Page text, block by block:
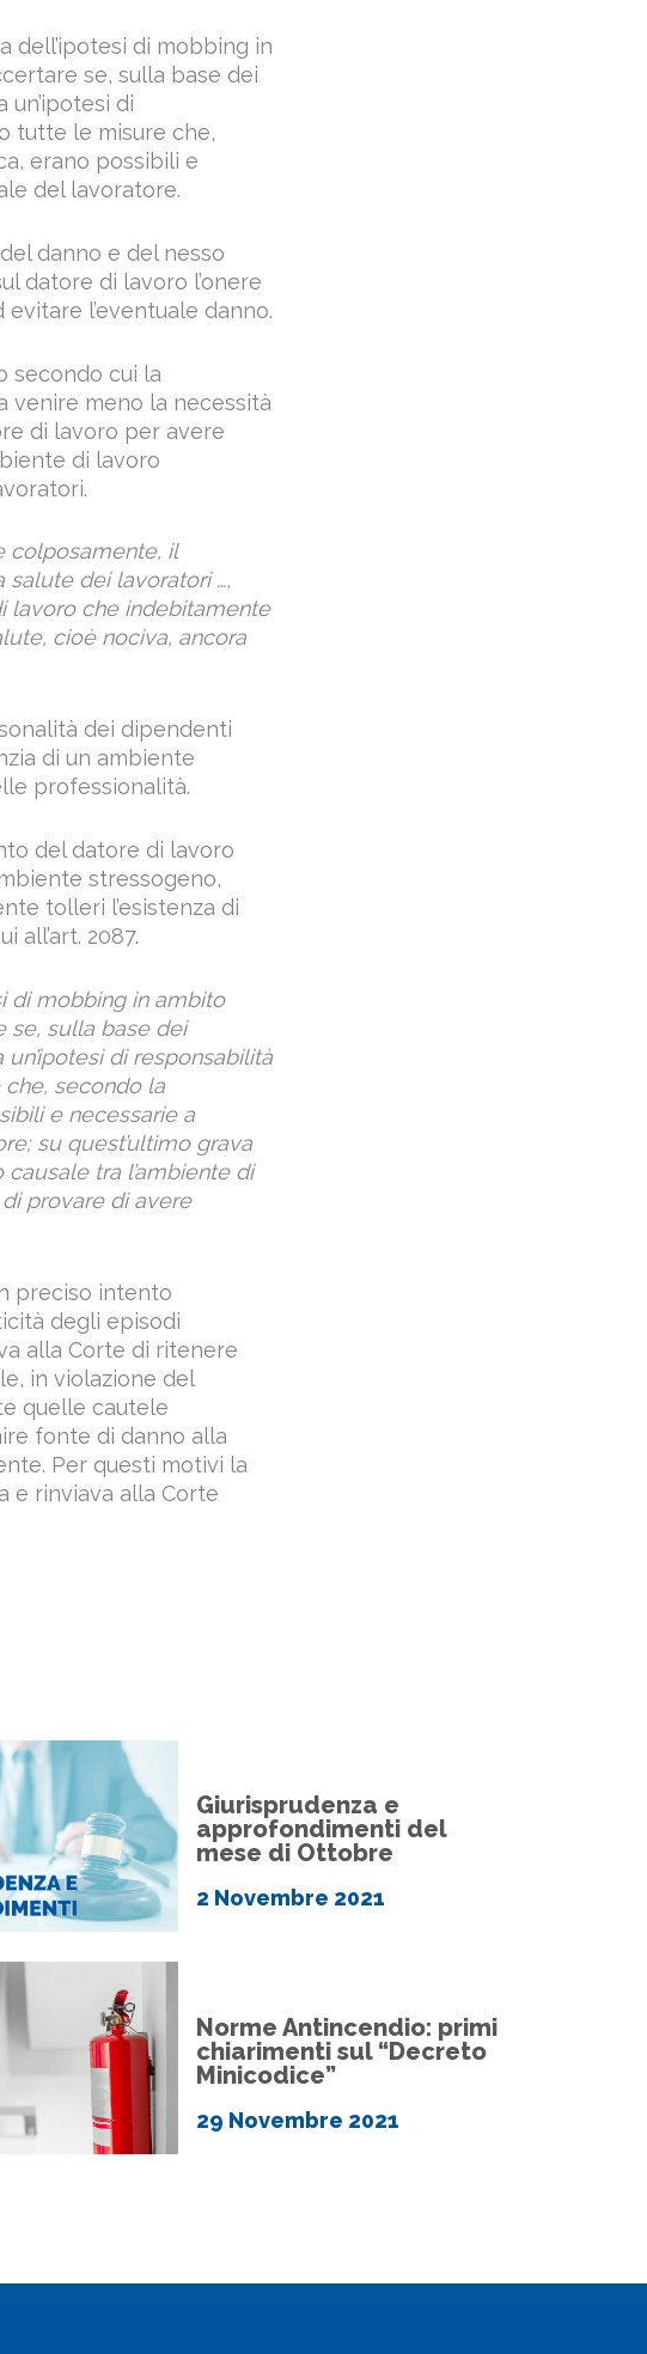
dell’ipotesi di mobbing in
se, sulla base dei
di
tutte le misure che,
erano possibili e
del lavoratore.
danno e del nesso
datore di lavoro l’onere
l’eventuale danno.
secondo cui la
venire meno la necessità
di lavoro per avere
di lavoro
colposamente, il
dei lavoratori …,
lavoro che indebitamente
cioè nociva, ancora
dei dipendenti
di un ambiente
professionalità.
del datore di lavoro
stressogeno,
tolleri l’esistenza di
all’art. 2087.
di mobbing in ambito
se, sulla base dei
di responsabilità
secondo la
e necessarie a
su quest’ultimo grava
tra l’ambiente di
provare di avere
preciso intento
degli episodi
alla Corte di ritenere
in violazione del
quelle cautele
fonte di danno alla
Per questi motivi la
e rinviava alla Corte
Giurisprudenza e
approfondimenti del
mese di Ottobre
2 Novembre 2021
Norme Antincendio: primi
chiarimenti sul “Decreto
Minicodice”
29 Novembre 2021